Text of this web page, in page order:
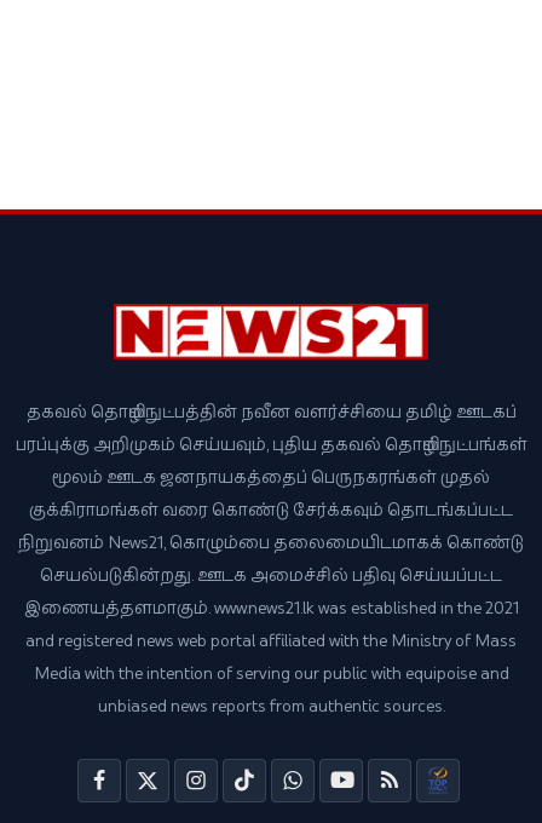
தகவல் தொழில்நுட்பத்தின் நவீன வளர்ச்சியை தமிழ் ஊடகப்
பரப்புக்கு அறிமுகம் செய்யவும், புதிய தகவல் தொழில்நுட்பங்கள்
மூலம் ஊடக ஜனநாயகத்தைப் பெருநகரங்கள் முதல்
குக்கிராமங்கள் வரை கொண்டு சேர்க்கவும் தொடங்கப்பட்ட
நிறுவனம் News21, கொழும்பை தலைமையிடமாகக் கொண்டு
செயல்படுகின்றது. ஊடக அமைச்சில் பதிவு செய்யப்பட்ட
இணையத்தளமாகும். www.news21.lk was established in the 2021
and registered news web portal affiliated with the Ministry of Mass
Media with the intention of serving our public with equipoise and
unbiased news reports from authentic sources.